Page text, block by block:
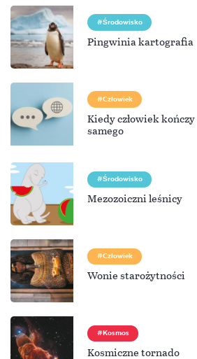
Środowisko
Pingwinia kartografia
Człowiek
Kiedy człowiek
samego
Środowisko
Mezozoiczni leśnicy
Człowiek
Wonie starożytności
Kosmos
Kosmiczne tornado